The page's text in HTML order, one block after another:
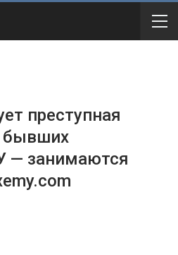
преступная
бывших
— занимаются